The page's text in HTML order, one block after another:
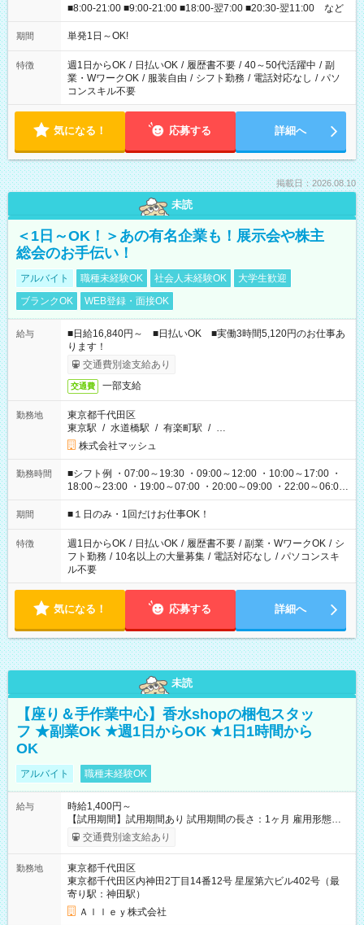
■8:00-21:00 ■9:00-21:00 ■18:00-翌7:00 ■20:30-翌11:00 など
期間 単発1日～OK!
特徴 週1日からOK / 日払いOK / 履歴書不要 / 40～50代活躍中 / 副
業・WワークOK / 服装自由 / シフト勤務 / 電話対応なし / パソ
コンスキル不要
気になる！ 応募する 詳細へ
掲載日：2026.08.10
未読
＜1日～OK！＞あの有名企業も！展示会や株主
総会のお手伝い！
アルバイト 職種未経験OK 社会人未経験OK
大学生歓迎
ブランクOK
WEB登録・面接OK
給与
■日給16,840円～ ■日払いOK ■実働3時間5,120円のお仕事あ
ります！
交通費別途支給あり
交通費 一部支給
勤務地
東京都千代田区
東京駅 / 水道橋駅 / 有楽町駅 / …
株式会社マッシュ
勤務時間
■シフト例 ・07:00～19:30 ・09:00～12:00 ・10:00～17:00 ・
18:00～23:00 ・19:00～07:00 ・20:00～09:00 ・22:00～06:00
etc ★最短で3時間で5,120円のお仕事から 15時間で2万円近く稼
げるお仕事も！ ご希望のお時間に合わせてご紹介！ ※シフトは
ください！
期間 ■１日のみ・1回だけお仕事OK！
特徴 週1日からOK / 日払いOK / 履歴書不要 / 副業・WワークOK / シ
フト勤務 / 10名以上の大量募集 / 電話対応なし / パソコンスキ
ル不要
気になる！ 応募する 詳細へ
未読
【座り＆手作業中心】香水shopの梱包スタッ
フ ★副業OK ★週1日からOK ★1日1時間から
OK
アルバイト 職種未経験OK
給与
時給1,400円～
【試用期間】試用期間あり 試用期間の長さ：1ヶ月 雇用形態、
給与は本採用時と同じです。
交通費別途支給あり
勤務地
東京都千代田区
東京都千代田区内神田2丁目14番12号 星屋第六ビル402号（最
寄り駅：神田駅）
Ａｌｌｅｙ株式会社